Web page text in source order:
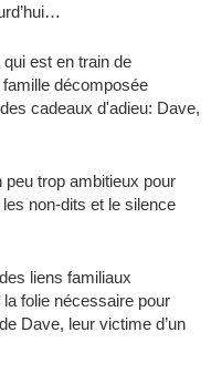
qui est en train de
décomposée
cadeaux d'adieu: Dave,
trop ambitieux pour
non-dits et le silence
liens familiaux
folie nécessaire pour
Dave, leur victime d’un